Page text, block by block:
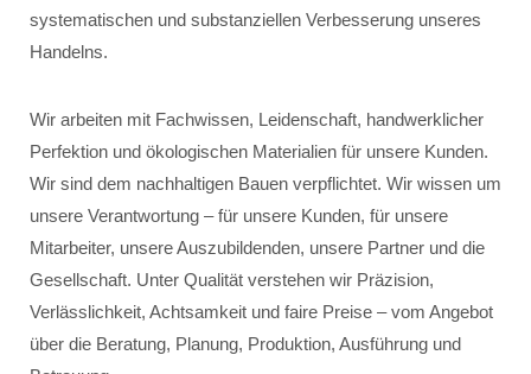
systematischen und substanziellen Verbesserung unseres
Handelns.
Wir arbeiten mit Fachwissen, Leidenschaft, handwerklicher
Perfektion und ökologischen Materialien für unsere Kunden.
Wir sind dem nachhaltigen Bauen verpflichtet. Wir wissen um
unsere Verantwortung – für unsere Kunden, für unsere
Mitarbeiter, unsere Auszubildenden, unsere Partner und die
Gesellschaft. Unter Qualität verstehen wir Präzision,
Verlässlichkeit, Achtsamkeit und faire Preise – vom Angebot
über die Beratung, Planung, Produktion, Ausführung und